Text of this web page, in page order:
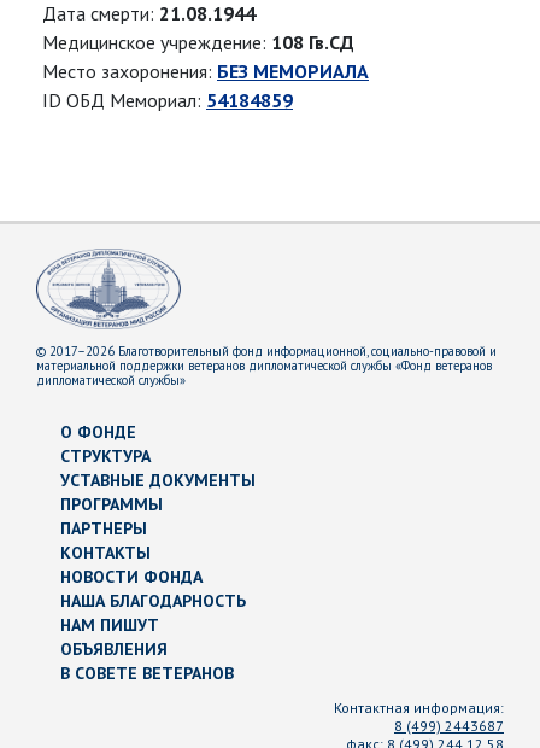
Дата смерти: 21.08.1944
Медицинское учреждение: 108 Гв.СД
Место захоронения: БЕЗ МЕМОРИАЛА
ID ОБД Мемориал: 54184859
© 2017–2026 Благотворительный фонд информационной, социально-правовой и
материальной поддержки ветеранов дипломатической службы «Фонд ветеранов
дипломатической службы»
О ФОНДЕ
СТРУКТУРА
УСТАВНЫЕ ДОКУМЕНТЫ
ПРОГРАММЫ
ПАРТНЕРЫ
КОНТАКТЫ
НОВОСТИ ФОНДА
НАША БЛАГОДАРНОСТЬ
НАМ ПИШУТ
ОБЪЯВЛЕНИЯ
В СОВЕТЕ ВЕТЕРАНОВ
Контактная информация:
8 (499) 2443687
факс: 8 (499) 244 12 58